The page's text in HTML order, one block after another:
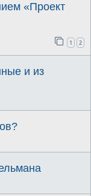
«Проект
1 2
и из